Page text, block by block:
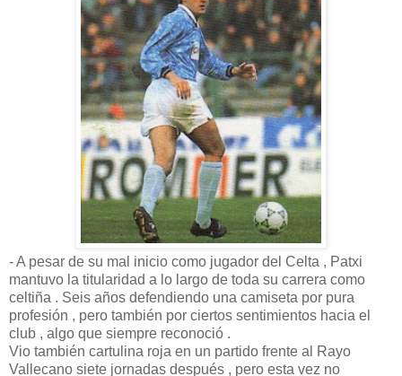
- A pesar de su mal inicio como jugador del Celta , Patxi
mantuvo la titularidad a lo largo de toda su carrera como
celtiña . Seis años defendiendo una camiseta por pura
profesión , pero también por ciertos sentimientos hacia el
club , algo que siempre reconoció .
Vio también cartulina roja en un partido frente al Rayo
Vallecano siete jornadas después , pero esta vez no